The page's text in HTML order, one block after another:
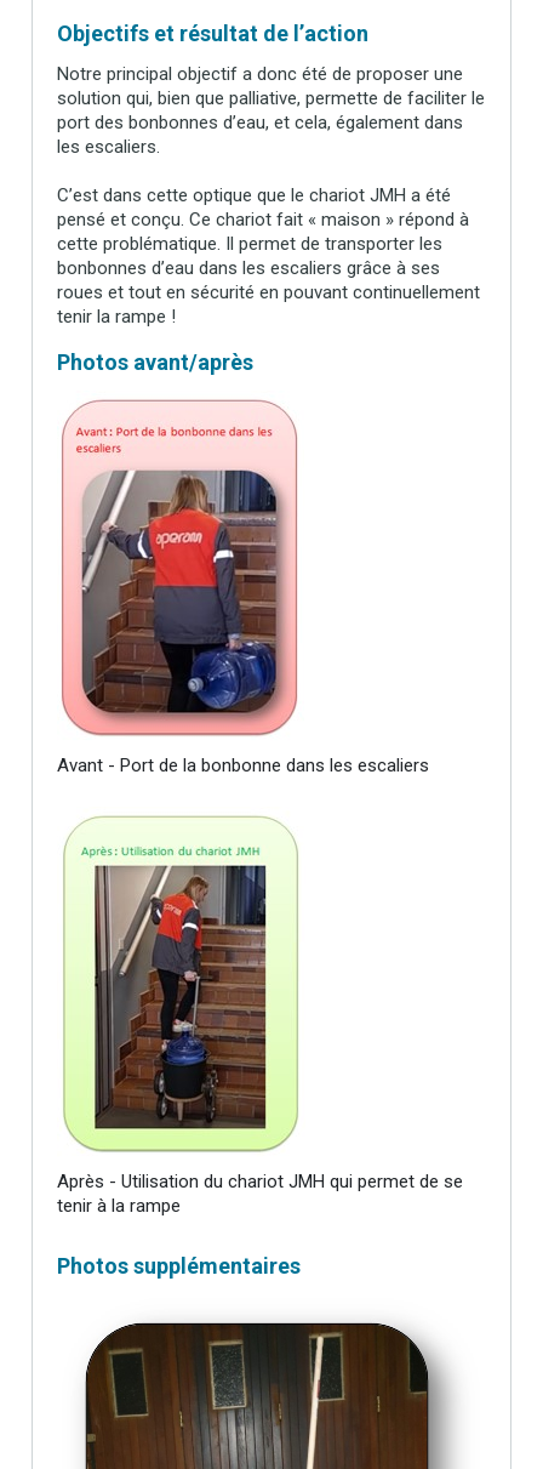
Objectifs et résultat de l’action
Notre principal objectif a donc été de proposer une
solution qui, bien que palliative, permette de faciliter le
port des bonbonnes d’eau, et cela, également dans
les escaliers.
C’est dans cette optique que le chariot JMH a été
pensé et conçu. Ce chariot fait « maison » répond à
cette problématique. Il permet de transporter les
bonbonnes d’eau dans les escaliers grâce à ses
roues et tout en sécurité en pouvant continuellement
tenir la rampe !
Photos avant/après
Avant - Port de la bonbonne dans les escaliers
Après - Utilisation du chariot JMH qui permet de se
tenir à la rampe
Photos supplémentaires